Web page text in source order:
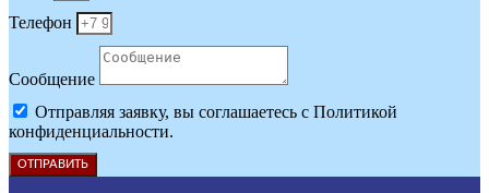
Телефон
Сообщение
Отправляя заявку, вы соглашаетесь с Политикой
конфиденциальности.
ОТПРАВИТЬ